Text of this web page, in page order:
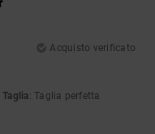
Acquisto verificato
Taglia: Taglia perfetta